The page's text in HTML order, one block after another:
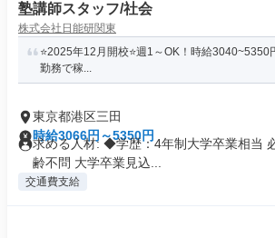
塾講師スタッフ/社会
株式会社日能研関東
⭐️2025年12月開校⭐️週1～OK！時給3040~5350
勤務で稼...
東京都港区三田
時給3066円～5350円
求める人材: ◆学歴：4年制大学卒業相当
齢不問 大学卒業見込...
交通費支給